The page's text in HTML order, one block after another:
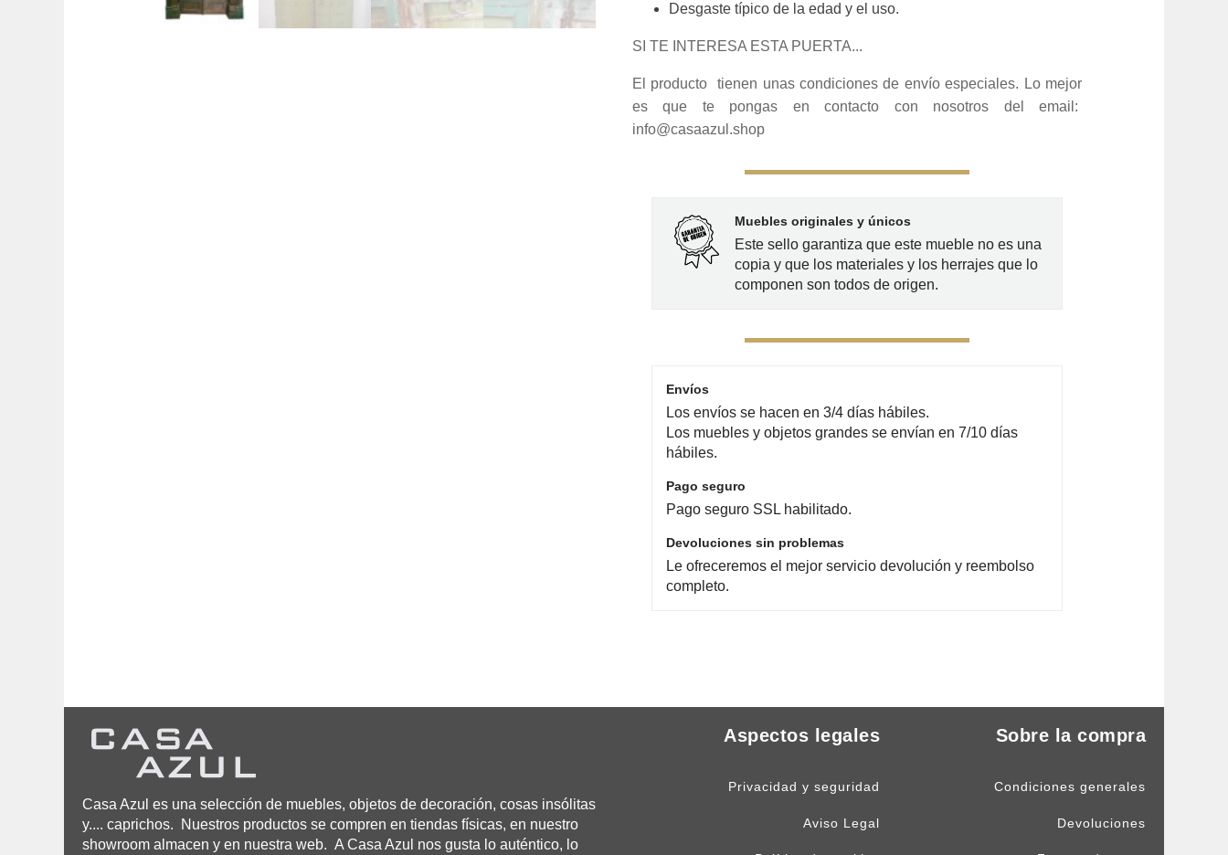
Desgaste típico de la edad y el uso.
SI TE INTERESA ESTA PUERTA...
El producto tienen unas condiciones de envío especiales. Lo mejor
es que te pongas en contacto con nosotros del email:
info@casaazul.shop
Muebles originales y únicos
Este sello garantiza que este mueble no es una
copia y que los materiales y los herrajes que lo
componen son todos de origen.
Envíos
Los envíos se hacen en 3/4 días hábiles.
Los muebles y objetos grandes se envían en 7/10 días
hábiles.
Pago seguro
Pago seguro SSL habilitado.
Devoluciones sin problemas
Le ofreceremos el mejor servicio devolución y reembolso
completo.
Casa Azul es una selección de muebles, objetos de decoración, cosas insólitas
y.... caprichos. Nuestros productos se compren en tiendas físicas, en nuestro
showroom almacen y en nuestra web. A Casa Azul nos gusta lo auténtico, lo
Aspectos legales
Privacidad y seguridad
Aviso Legal
Sobre la compra
Condiciones generales
Devoluciones